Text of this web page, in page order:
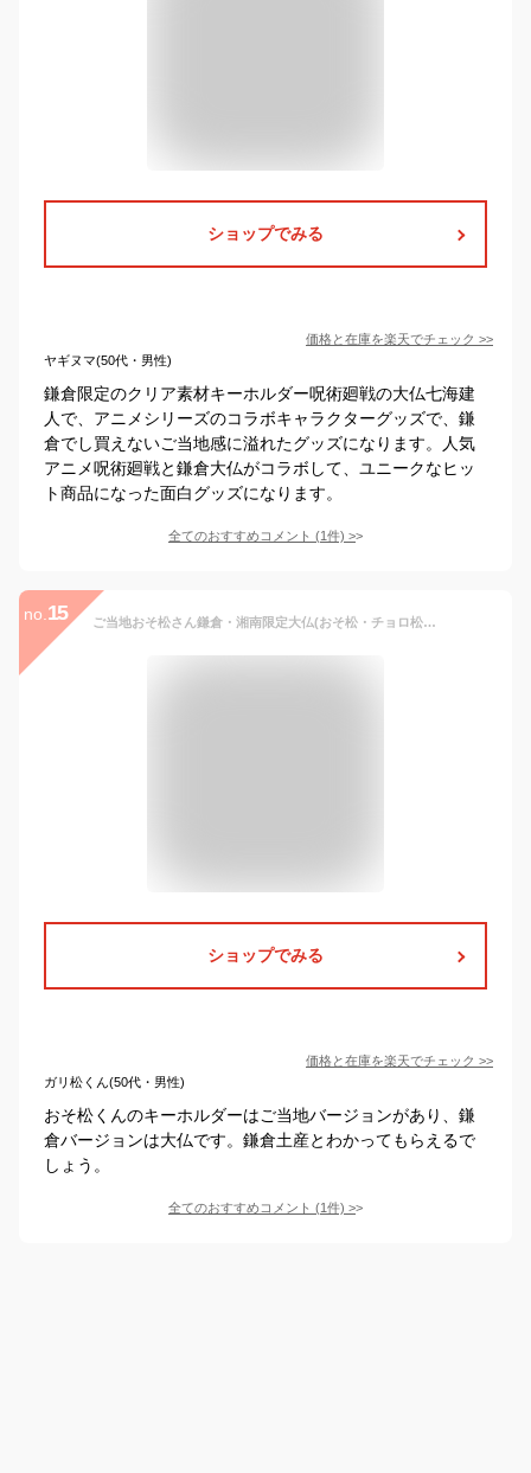
ショップでみる
価格と在庫を楽天でチェック >>
ヤギヌマ(50代・男性)
鎌倉限定のクリア素材キーホルダー呪術廻戦の大仏七海建
人で、アニメシリーズのコラボキャラクターグッズで、鎌
倉でし買えないご当地感に溢れたグッズになります。人気
アニメ呪術廻戦と鎌倉大仏がコラボして、ユニークなヒッ
ト商品になった面白グッズになります。
全てのおすすめコメント (1件) >
no. 15 ご当地おそ松さん鎌倉・湘南限定大仏(おそ松・チョロ松）アクリルキーホルダー
ショップでみる
価格と在庫を楽天でチェック >>
ガリ松くん(50代・男性)
おそ松くんのキーホルダーはご当地バージョンがあり、鎌
倉バージョンは大仏です。鎌倉土産とわかってもらえるで
しょう。
全てのおすすめコメント (1件) >